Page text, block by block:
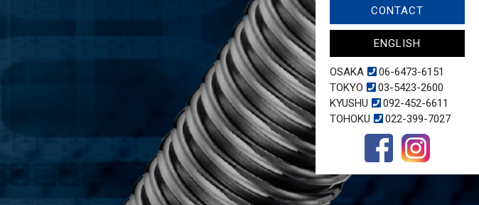
CONTACT
ENGLISH
OSAKA
06-6473-6151
TOKYO
03-5423-2600
KYUSHU
092-452-6611
TOHOKU
022-399-7027